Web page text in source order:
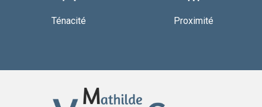
Ténacité Proximité